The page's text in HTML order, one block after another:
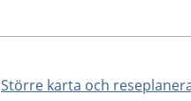
Större karta och